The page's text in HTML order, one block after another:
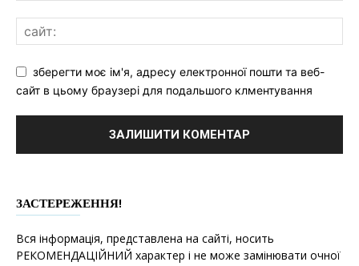
зберегти моє ім'я, адресу електронної пошти та веб-
сайт в цьому браузері для подальшого клментування
ЗАСТЕРЕЖЕННЯ!
Вся інформація, представлена на сайті, носить
РЕКОМЕНДАЦІЙНИЙ характер і не може замінювати очної